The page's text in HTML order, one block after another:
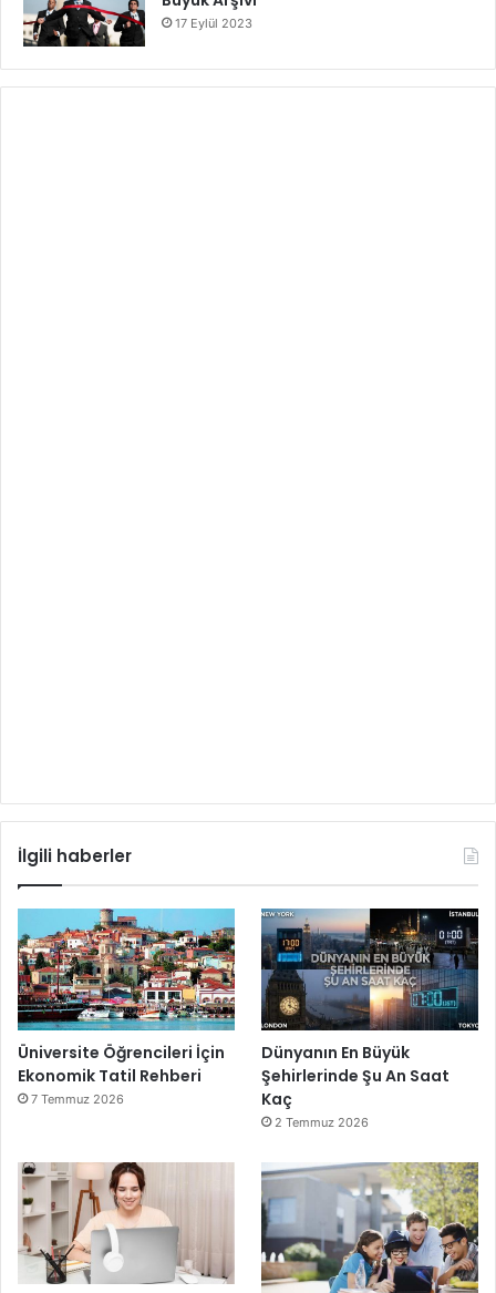
17 Eylül 2023
İlgili haberler
Üniversite Öğrencileri İçin
Ekonomik Tatil Rehberi
7 Temmuz 2026
Dünyanın En Büyük
Şehirlerinde Şu An Saat
Kaç
2 Temmuz 2026